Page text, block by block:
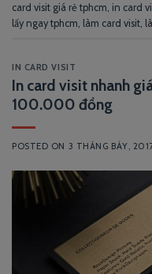
card visit giá rẻ tphcm in card
lấy ngay tphcm
làm card visit
IN CARD VISIT
In card visit nhanh
100.000 đồng
POSTED ON 3 THÁNG BẢY,